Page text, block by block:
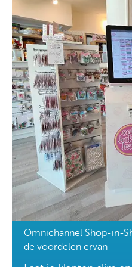
Omnichannel Shop-in-
de voordelen ervan